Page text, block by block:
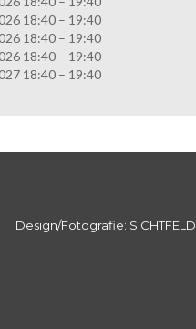
18:40 – 19:40
18:40 – 19:40
18:40 – 19:40
18:40 – 19:40
Design/Fotografie: SICHTFELD